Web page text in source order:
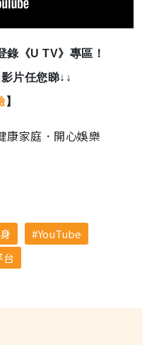
《U TV》專區！
片任您睇↓↓
】
康家庭．開心娛樂
YouTube
台